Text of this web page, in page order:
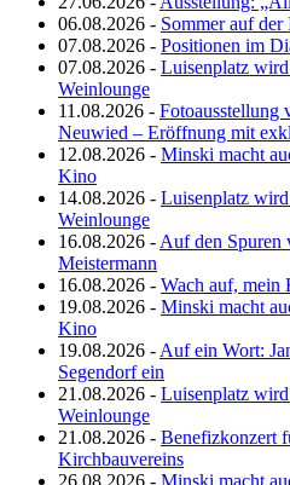
06.08.2026 - Sommer auf der
07.08.2026 - Positionen im
07.08.2026 - Luisenplatz
Weinlounge
11.08.2026 - Fotoausstellung
Neuwied – Eröffnung mit
12.08.2026 - Minski macht
Kino
14.08.2026 - Luisenplatz
Weinlounge
16.08.2026 - Auf den Spuren
Meistermann
16.08.2026 - Wach auf, mein
19.08.2026 - Minski macht
Kino
19.08.2026 - Auf ein Wort:
Segendorf ein
21.08.2026 - Luisenplatz
Weinlounge
21.08.2026 - Benefizkonzert
Kirchbauvereins
26.08.2026 - Minski macht